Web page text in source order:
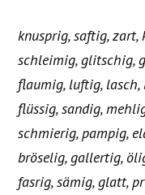
knusprig, saftig, zart,
schleimig, glitschig,
flaumig, luftig, lasch,
flüssig, sandig,
schmierig, pampig,
bröselig, gallertig,
fasrig, sämig, glatt,